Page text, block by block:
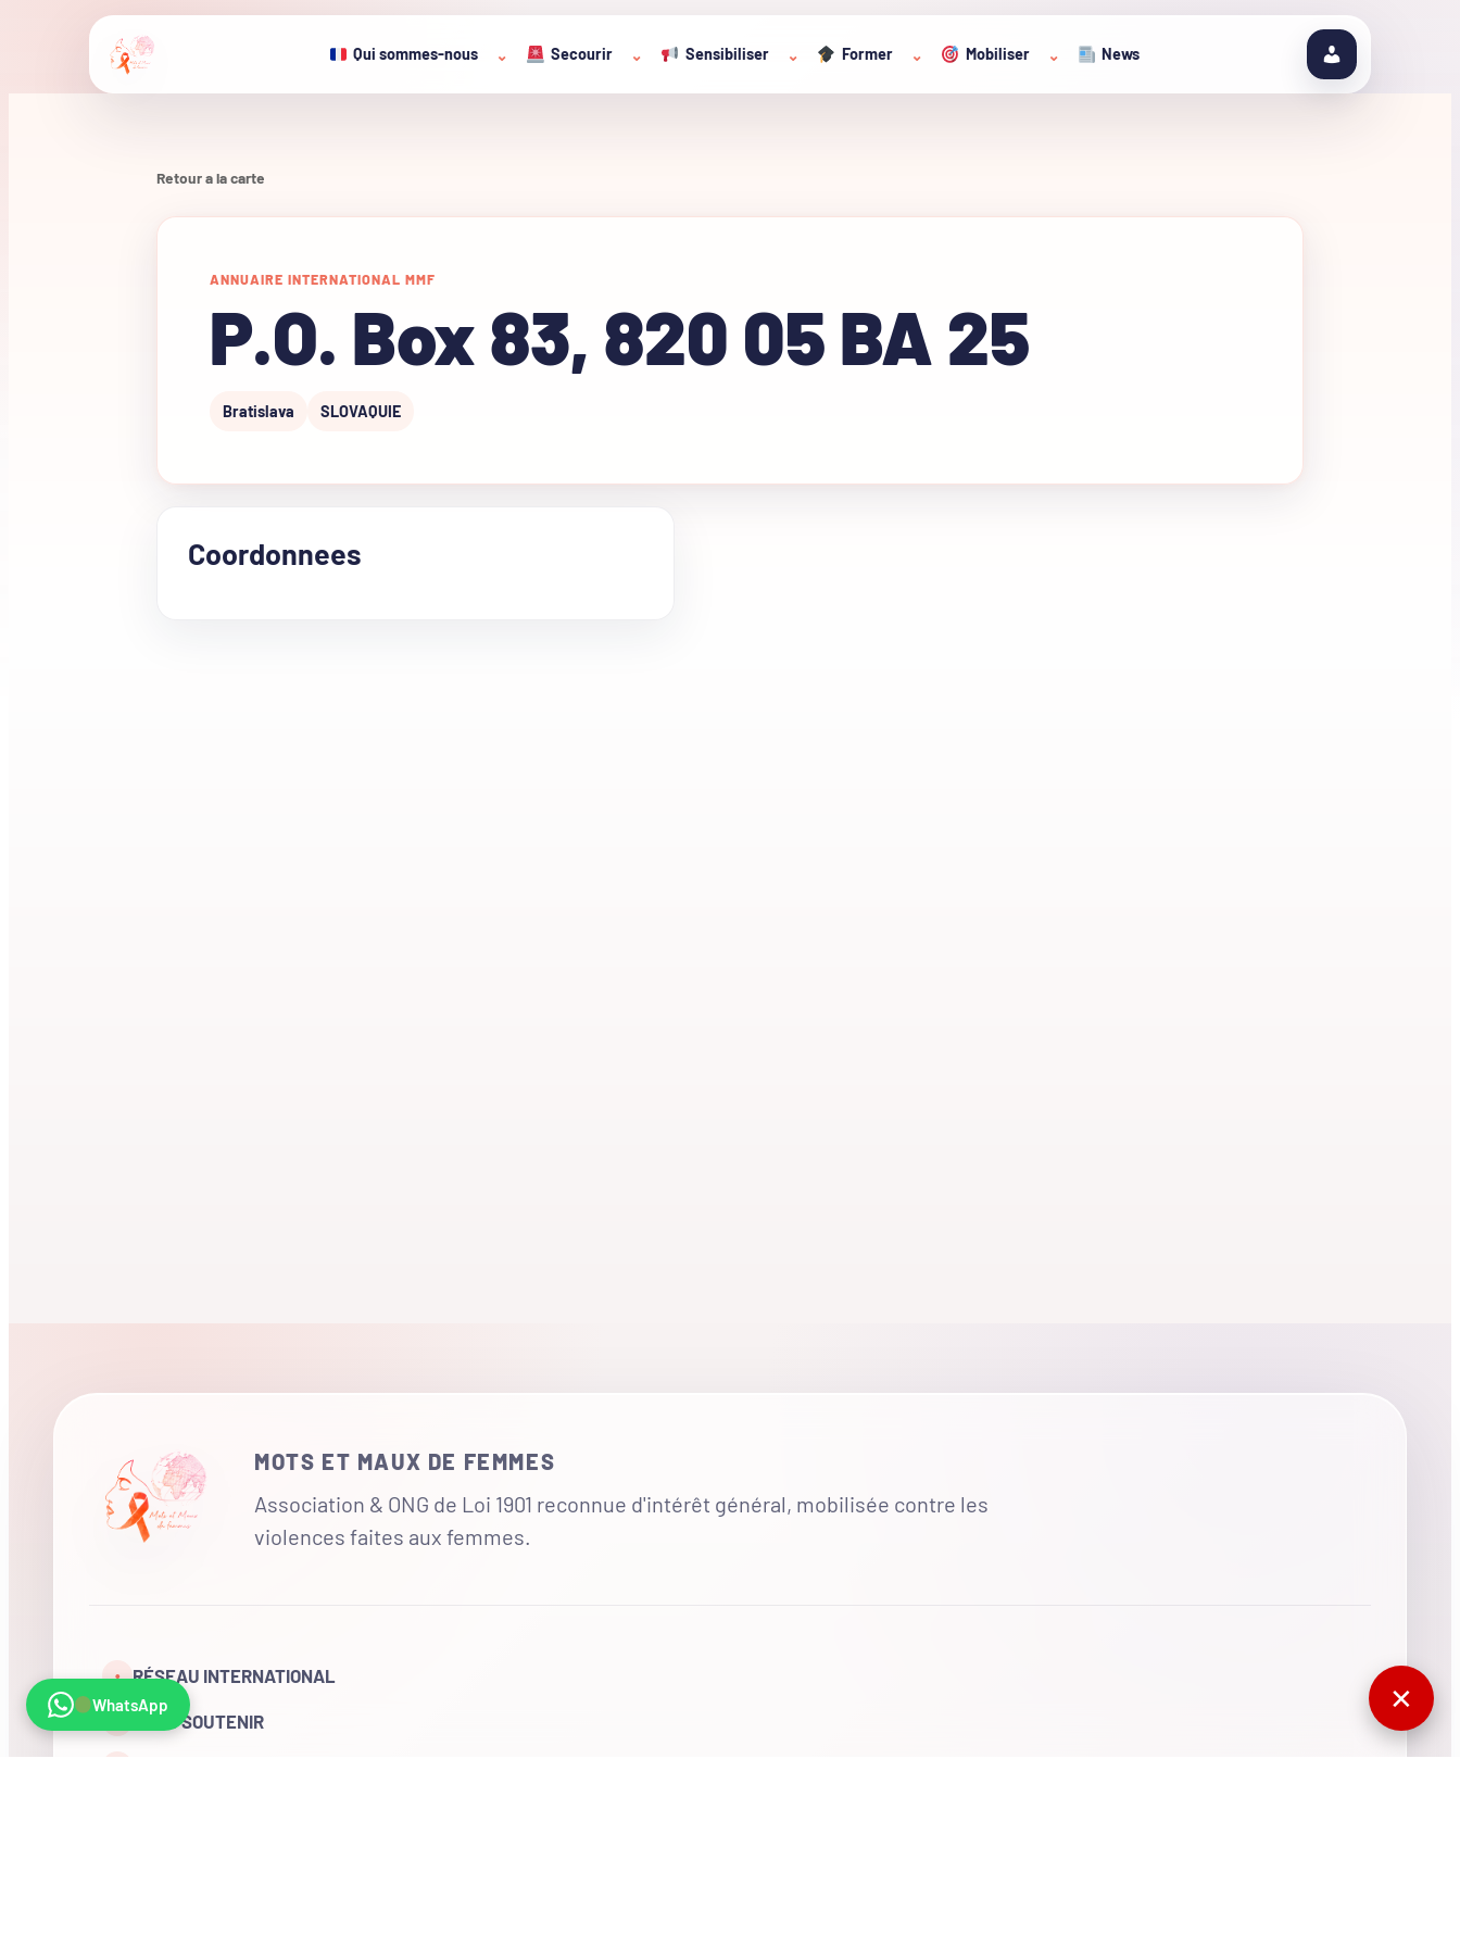
Qui sommes-nous ⌄ Secourir ⌄ Sensibiliser ⌄ Former ⌄ Mobiliser ⌄ News
Retour a la carte
ANNUAIRE INTERNATIONAL MMF
P.O. Box 83, 820 05 BA 25
Bratislava SLOVAQUIE
Coordonnees
MOTS ET MAUX DE FEMMES
Association & ONG de Loi 1901 reconnue d'intérêt général, mobilisée contre les
violences faites aux femmes.
• RÉSEAU INTERNATIONAL
NOUS SOUTENIR
WhatsApp ✕